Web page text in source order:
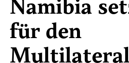
Namibia
für den